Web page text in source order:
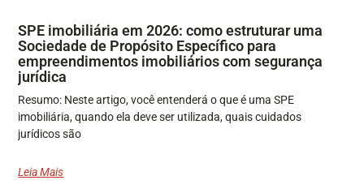
SPE imobiliária em 2026: como estruturar uma
Sociedade de Propósito Específico para
empreendimentos imobiliários com segurança
jurídica
Resumo: Neste artigo, você entenderá o que é uma SPE
imobiliária, quando ela deve ser utilizada, quais cuidados
jurídicos são
Leia Mais